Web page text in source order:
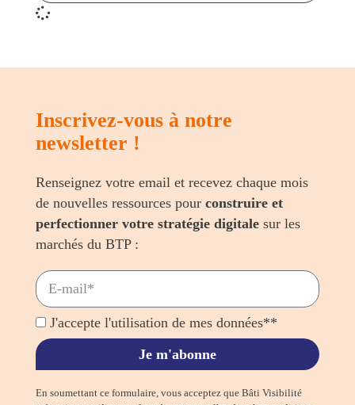
Inscrivez-vous à notre
newsletter !
Renseignez votre email et recevez chaque mois
de nouvelles ressources pour construire et
perfectionner votre stratégie digitalesur les
marchés du BTP :
J'accepte l'utilisation de mes données**
Je m'abonne
En soumettant ce formulaire, vous acceptez que Bâti Visibilité